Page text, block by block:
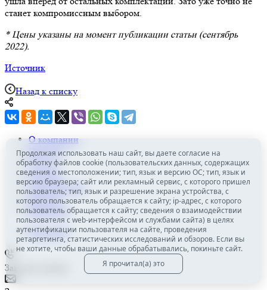
станет компромиссным выбором.
* Цены указаны на момент публикации статьи (сентябрь
2022).
Источник
Назад к списку
О компании
Новости
Услуги
Отзывы
Мероприятия
Карьера
Вакансии
Обзоры51
Заказать звонок
Продолжая использовать наш сайт, вы даете согласие на
обработку файлов cookie (пользовательских данных, содержащих
сведения о местоположении; тип, язык и версию ОС; тип, язык и
версию браузера; сайт или рекламный сервис, с которого пришел
пользователь; тип, язык и разрешение экрана устройства, с
которого пользователь обращается к сайту; ip-адрес, с которого
пользователь обращается к сайту; сведения о взаимодействии
пользователя с web-интерфейсом и службами сайта) в целях
аутентификации пользователя на сайте, проведения
ретаргетинга, статистических исследований и обзоров. Если вы
не хотите, чтобы ваши данные обрабатывались, покиньте сайт.
Я прочитал(а) это